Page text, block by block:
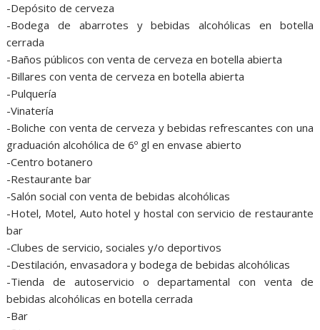
-Depósito de cerveza
-Bodega de abarrotes y bebidas alcohólicas en botella
cerrada
-Baños públicos con venta de cerveza en botella abierta
-Billares con venta de cerveza en botella abierta
-Pulquería
-Vinatería
-Boliche con venta de cerveza y bebidas refrescantes con una
graduación alcohólica de 6º gl en envase abierto
-Centro botanero
-Restaurante bar
-Salón social con venta de bebidas alcohólicas
-Hotel, Motel, Auto hotel y hostal con servicio de restaurante
bar
-Clubes de servicio, sociales y/o deportivos
-Destilación, envasadora y bodega de bebidas alcohólicas
-Tienda de autoservicio o departamental con venta de
bebidas alcohólicas en botella cerrada
-Bar